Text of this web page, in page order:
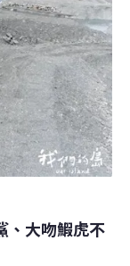
般，從最深的潭
、陰天時的墨，
是久旱時重要的
沒有太多孔隙。
雙邊魚聚集。偏
高地低的石林，
幼魚的路隊就沿
漸淺陽光充足，
出現較
、大吻鰕虎不